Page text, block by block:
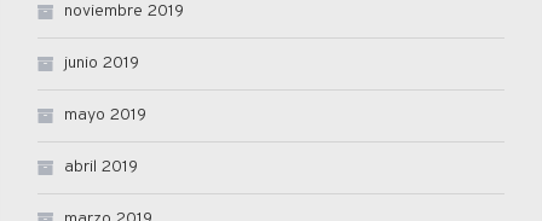
noviembre 2019
junio 2019
mayo 2019
abril 2019